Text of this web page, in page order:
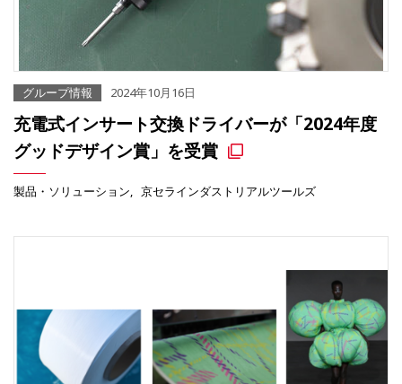
グループ情報 2024年10月16日
充電式インサート交換ドライバーが「2024年度
グッドデザイン賞」を受賞
製品・ソリューション 京セラインダストリアルツールズ